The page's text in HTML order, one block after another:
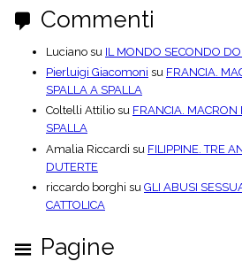
Commenti
Luciano su IL MONDO SECONDO
Pierluigi Giacomoni su FRANCIA.
SPALLA A SPALLA
Coltelli Attilio su FRANCIA. MACRON
SPALLA
Amalia Riccardi su FILIPPINE. TRE
DUTERTE
riccardo borghi su GLI ABUSI
CATTOLICA
Pagine